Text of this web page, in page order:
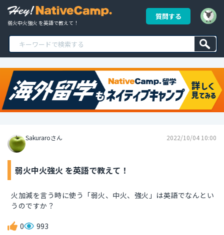
弱火中火強火 を英語で教えて！
質問する
Sakuraroさん 2022/10/04 10:00
弱火中火強火 を英語で教えて！
火加減を言う時に使う「弱火、中火、強火」は英語でなんとい
うのですか？
0 993